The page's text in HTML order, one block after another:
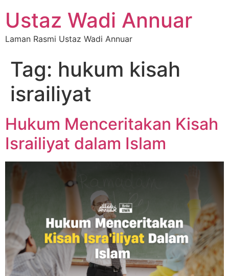
Ustaz Wadi Annuar
Laman Rasmi Ustaz Wadi Annuar
Tag: hukum kisah
israiliyat
Hukum Menceritakan Kisah
Israiliyat dalam Islam